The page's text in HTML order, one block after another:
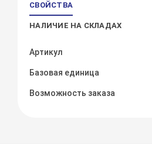
СВОЙСТВА
НАЛИЧИЕ НА СКЛАДАХ
Артикул
Базовая единица
Возможность заказа